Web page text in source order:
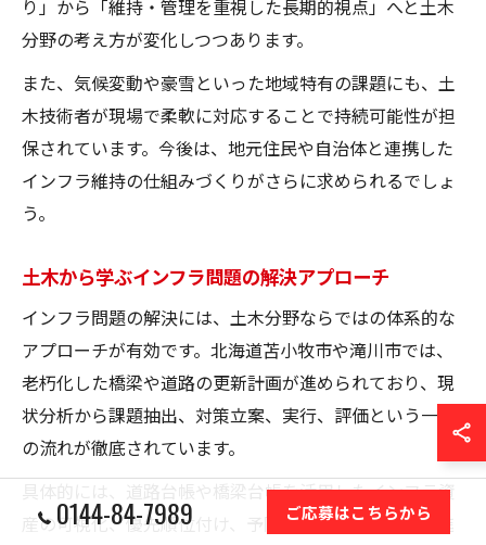
り」から「維持・管理を重視した長期的視点」へと土木
分野の考え方が変化しつつあります。
また、気候変動や豪雪といった地域特有の課題にも、土
木技術者が現場で柔軟に対応することで持続可能性が担
保されています。今後は、地元住民や自治体と連携した
インフラ維持の仕組みづくりがさらに求められるでしょ
う。
土木から学ぶインフラ問題の解決アプローチ
インフラ問題の解決には、土木分野ならではの体系的な
アプローチが有効です。北海道苫小牧市や滝川市では、
老朽化した橋梁や道路の更新計画が進められており、現
状分析から課題抽出、対策立案、実行、評価という一連
の流れが徹底されています。
具体的には、道路台帳や橋梁台帳を活用したインフラ資
産の可視化、優先順位付け、予防保全型の維持管理が進
0144-84-7989 ご応募はこちらから